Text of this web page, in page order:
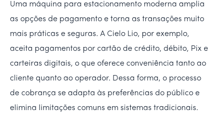
Uma máquina para estacionamento moderna amplia
as opções de pagamento e torna as transações muito
mais práticas e seguras. A Cielo Lio, por exemplo,
aceita pagamentos por cartão de crédito, débito, Pix e
carteiras digitais, o que oferece conveniência tanto ao
cliente quanto ao operador. Dessa forma, o processo
de cobrança se adapta às preferências do público e
elimina limitações comuns em sistemas tradicionais.